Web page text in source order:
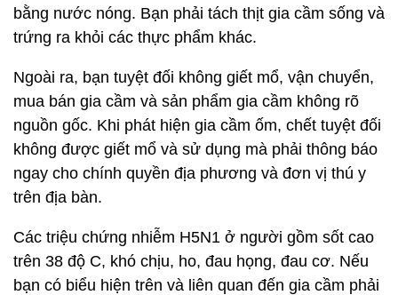
bằng nước nóng. Bạn phải tách thịt gia cầm sống và
trứng ra khỏi các thực phẩm khác.
Ngoài ra, bạn tuyệt đối không giết mổ, vận chuyển,
mua bán gia cầm và sản phẩm gia cầm không rõ
nguồn gốc. Khi phát hiện gia cầm ốm, chết tuyệt đối
không được giết mổ và sử dụng mà phải thông báo
ngay cho chính quyền địa phương và đơn vị thú y
trên địa bàn.
Các triệu chứng nhiễm H5N1 ở người gồm sốt cao
trên 38 độ C, khó chịu, ho, đau họng, đau cơ. Nếu
bạn có biểu hiện trên và liên quan đến gia cầm phải